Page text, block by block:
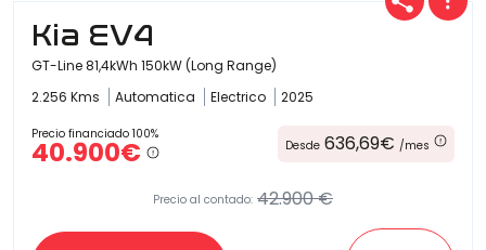
Kia EV4
GT-Line 81,4kWh 150kW (Long Range)
2.256 Kms
Automatica Electrico 2025
Precio financiado 100%
40.900€ Desde 636,69€ /mes
Precio al contado: 42.900 €